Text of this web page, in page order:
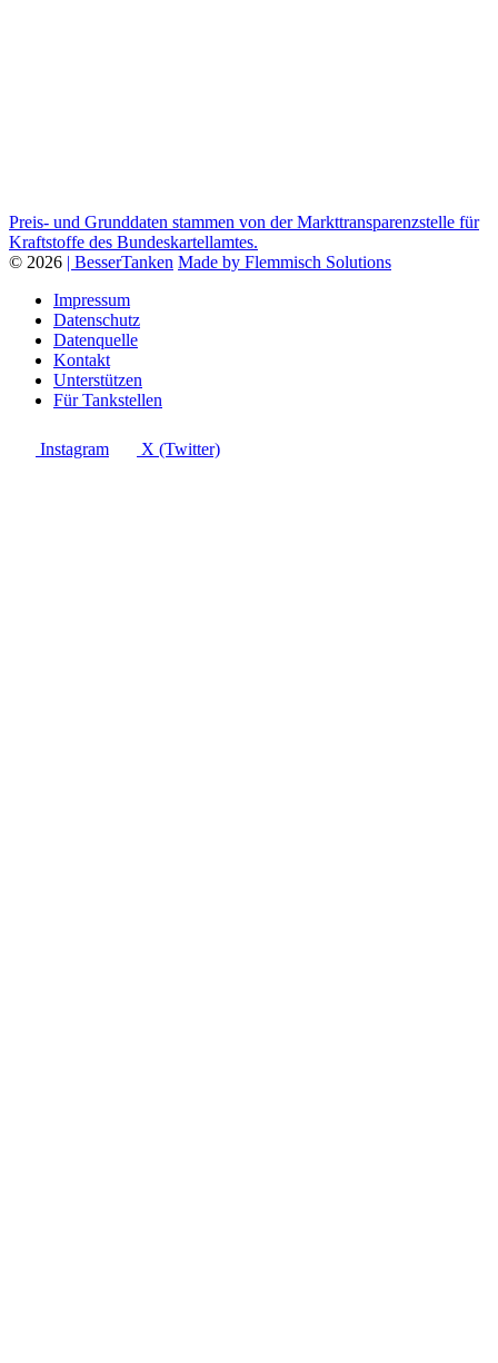
Preis- und Grunddaten stammen von der Markttransparenzstelle für
Kraftstoffe des Bundeskartellamtes.
© 2026 | BesserTanken Made by Flemmisch Solutions
Impressum
Datenschutz
Datenquelle
Kontakt
Unterstützen
Für Tankstellen
Instagram X (Twitter)